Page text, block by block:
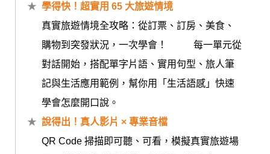
學得快！超實用 65 大旅遊情境
真實旅遊情境全攻略：從訂票、訂房、美食、
購物到突發狀況，一次學會！ 每一單元從
對話開始，搭配單字片語、實用句型、旅人筆
記與生活應用範例，幫你用「生活語感」快速
學會怎麼開口說。
說得出！真人影片 × 專業音檔
QR Code 掃描即可聽、可看，模擬真實旅遊場